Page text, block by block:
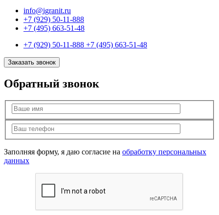
info@igranit.ru
+7 (929) 50-11-888
+7 (495) 663-51-48
+7 (929) 50-11-888 +7 (495) 663-51-48
Заказать звонок
Обратный звонок
Заполняя форму, я даю согласие на обработку персональных
данных